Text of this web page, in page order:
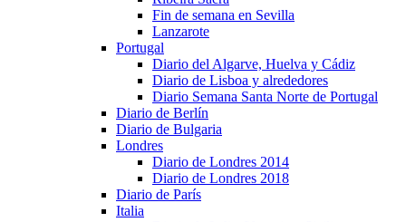
Fin de semana en Sevilla
Lanzarote
Portugal
Diario del Algarve, Huelva y Cádiz
Diario de Lisboa y alrededores
Diario Semana Santa Norte de Portugal
Diario de Berlín
Diario de Bulgaria
Londres
Diario de Londres 2014
Diario de Londres 2018
Diario de París
Italia